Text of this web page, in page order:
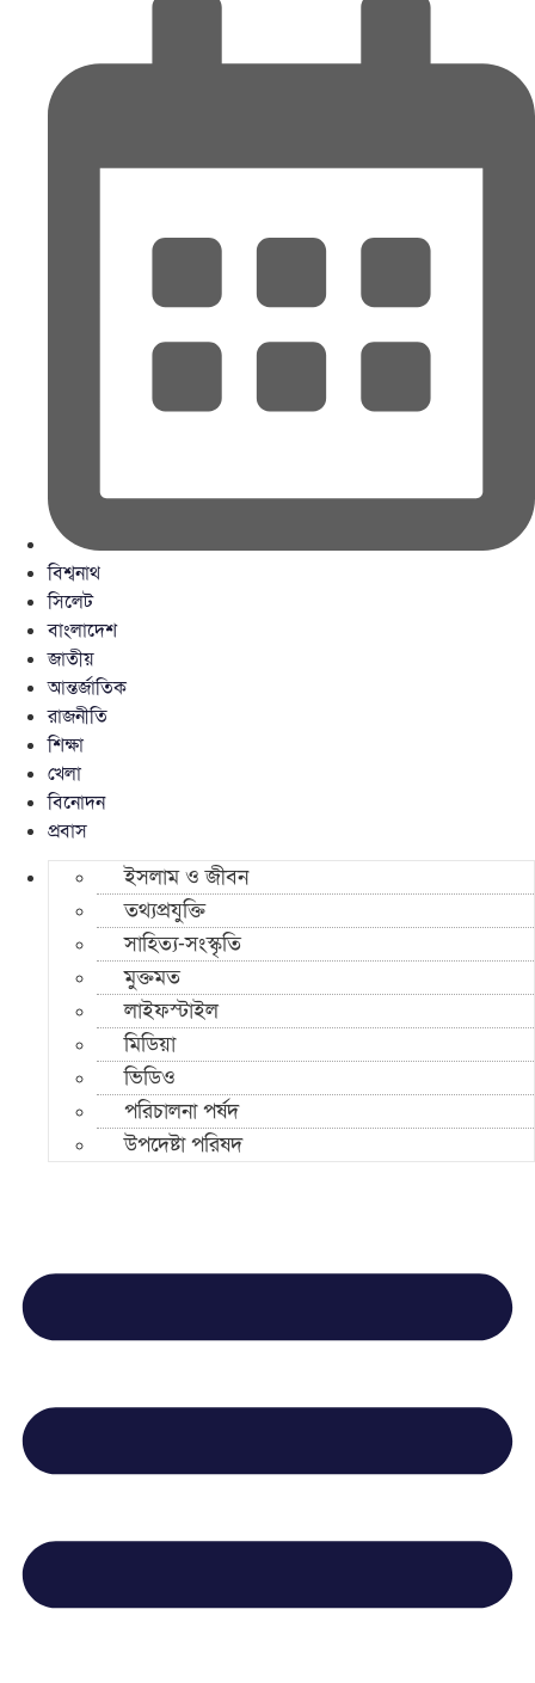
বিশ্বনাথ
সিলেট
বাংলাদেশ
জাতীয়
আন্তর্জাতিক
রাজনীতি
শিক্ষা
খেলা
বিনোদন
প্রবাস
ইসলাম ও জীবন
তথ্যপ্রযুক্তি
সাহিত্য-সংস্কৃতি
মুক্তমত
লাইফস্টাইল
মিডিয়া
ভিডিও
পরিচালনা পর্ষদ
উপদেষ্টা পরিষদ